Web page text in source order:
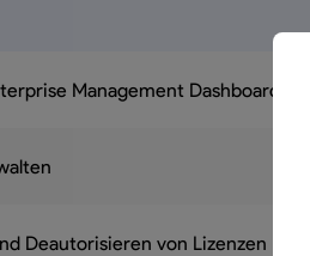
Management Dashboard
Deautorisieren von Lizenzen